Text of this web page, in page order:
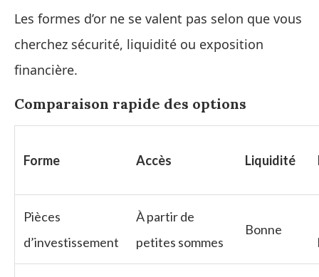
Les formes d’or ne se valent pas selon que vous
cherchez sécurité, liquidité ou exposition
financière.
Comparaison rapide des options
Forme Accès Liquidité
Pièces
d’investissement
À partir de
petites sommes
Bonne